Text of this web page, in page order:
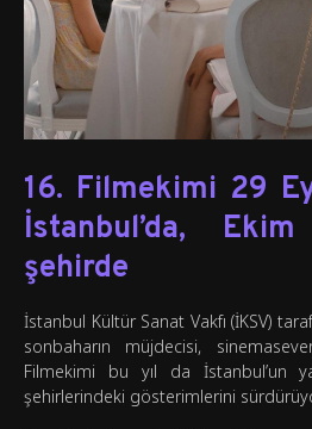
16. Filmekimi 29
İstanbul’da,
şehirde
İstanbul Kültür Sanat Vakfı (İKSV)
sonbaharın müjdecisi,
Filmekimi bu yıl da İstanbul’un
şehirlerindeki gösterimlerini